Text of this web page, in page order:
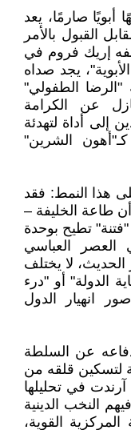
صارمًا، يعد
القبول بالأمر
إريك فروم في
يجد صداه
الطفولي"
عن الكرامة
إلى أداة لتهدئة
الشرين"
هذا النمط: فقد
طاعة الخليفة –
تطيح بوحدة
العصر العباسي
لا يختلف
الدولة" أو "درء
انهيار الدول
عن السلطة
لتسكين قلقه من
في تحليلها
النخب الدينية
القوية،